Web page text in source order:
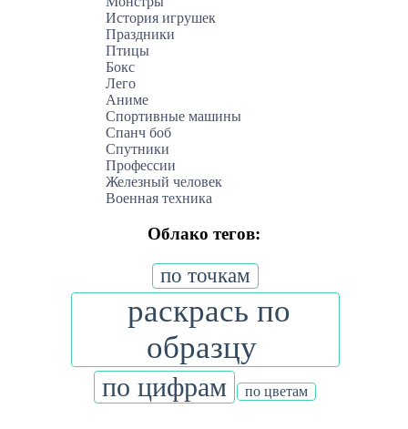
История игрушек
Праздники
Птицы
Бокс
Лего
Аниме
Спортивные машины
Спанч боб
Спутники
Профессии
Железный человек
Военная техника
Облако тегов:
по точкам
раскрась по
образцу
по цифрам по цветам